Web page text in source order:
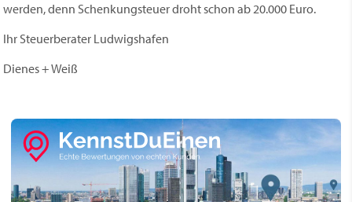
werden, denn Schenkungsteuer droht schon ab 20.000 Euro.
Ihr Steuerberater Ludwigshafen
Dienes + Weiß